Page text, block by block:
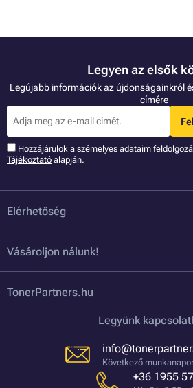
Legyen az elsők
Legújabb információk az újdonságainkról
címére
Hozzájárulok a szémelyes adataim
Tájékoztató alapján.
Elérhetőség
Vásároljon nálunk!
TonerPartners.hu
Legyünk
Következő
+36 1955